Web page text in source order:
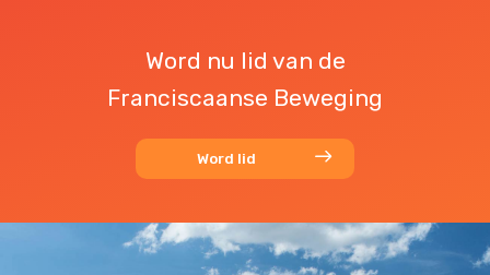
Word nu lid van de
Franciscaanse Beweging
Word lid